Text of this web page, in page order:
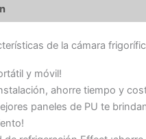
de la cámara
y móvil!
ahorre tiempo y
paneles de PU te